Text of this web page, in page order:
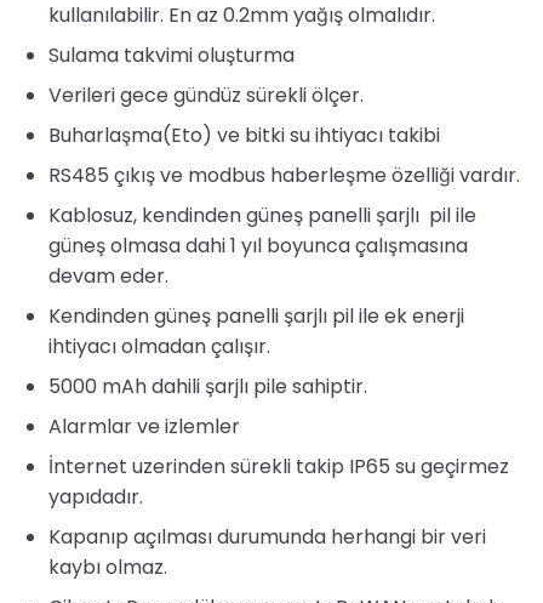
kullanılabilir. En az 0.2mm yağış olmalıdır.
Sulama takvimi oluşturma
Verileri gece gündüz sürekli ölçer.
Buharlaşma(Eto) ve bitki su ihtiyacı takibi
RS485 çıkış ve modbus haberleşme özelliği vardır.
Kablosuz, kendinden güneş panelli şarjlı pil ile
güneş olmasa dahi 1 yıl boyunca çalışmasına
devam eder.
Kendinden güneş panelli şarjlı pil ile ek enerji
ihtiyacı olmadan çalışır.
5000 mAh dahili şarjlı pile sahiptir.
Alarmlar ve izlemler
İnternet uzerinden sürekli takip IP65 su geçirmez
yapıdadır.
Kapanıp açılması durumunda herhangi bir veri
kaybı olmaz.